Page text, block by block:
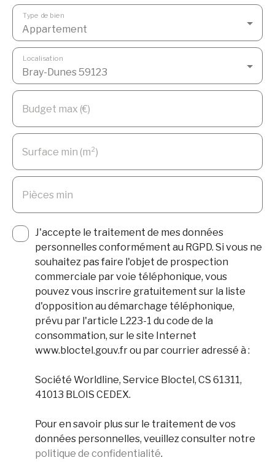
Appartement
Type de bien
Bray-Dunes 59123
Localisation
Budget max (€)
Surface min (m²)
Pièces min
J'accepte le traitement de mes données
personnelles conformément au RGPD. Si vous ne
souhaitez pas faire l'objet de prospection
commerciale par voie téléphonique, vous
pouvez vous inscrire gratuitement sur la liste
d'opposition au démarchage téléphonique,
prévu par l'article L223-1 du code de la
consommation, sur le site Internet
www.bloctel.gouv.fr ou par courrier adressé à :
Société Worldline, Service Bloctel, CS 61311,
41013 BLOIS CEDEX.
Pour en savoir plus sur le traitement de vos
données personnelles, veuillez consulter notre
politique de confidentialité.